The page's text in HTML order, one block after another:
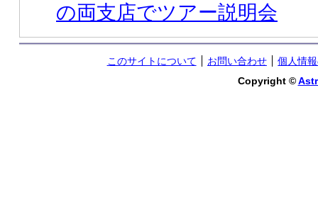
の両支店でツアー説明会
このサイトについて お問い合わせ
個人情
Copyright ©